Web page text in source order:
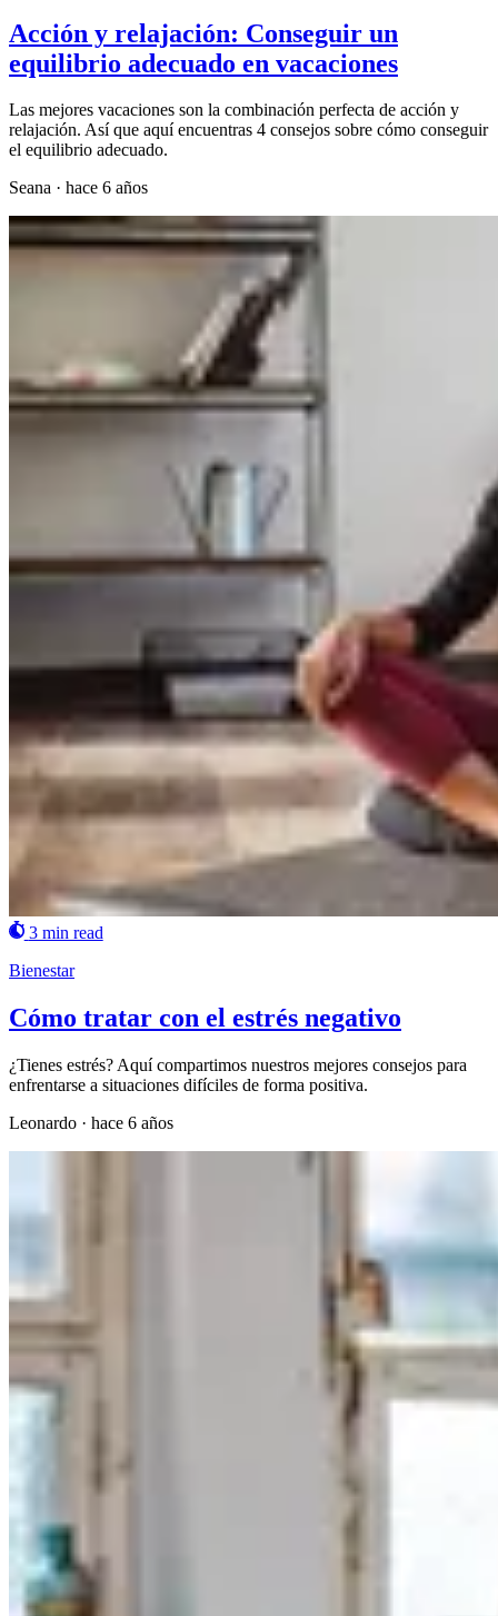
Acción y relajación: Conseguir un
equilibrio adecuado en vacaciones
Las mejores vacaciones son la combinación perfecta de acción y
relajación. Así que aquí encuentras 4 consejos sobre cómo conseguir
el equilibrio adecuado.
Seana · hace 6 años
3 min read
Bienestar
Cómo tratar con el estrés negativo
¿Tienes estrés? Aquí compartimos nuestros mejores consejos para
enfrentarse a situaciones difíciles de forma positiva.
Leonardo · hace 6 años